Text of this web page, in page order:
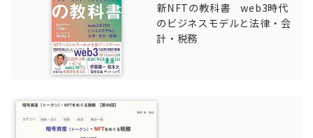
新NFTの教科書 web3時代
のビジネスモデルと法律・会
計・税務